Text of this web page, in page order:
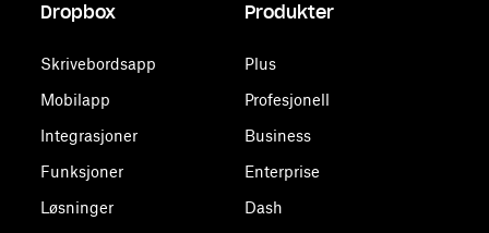
Dropbox
Skrivebordsapp
Mobilapp
Integrasjoner
Funksjoner
Løsninger
Produkter
Plus
Profesjonell
Business
Enterprise
Dash